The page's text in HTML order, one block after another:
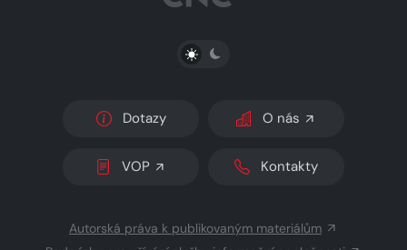
PŘEPNOUT SVĚTLÝ/TMAVÝ REŽIM
Dotazy O nás
VOP Kontakty
Autorská práva k publikovaným materiálům